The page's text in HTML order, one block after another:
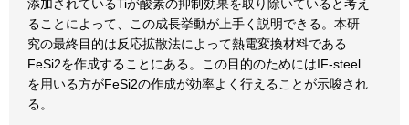
添加されているTiが酸素の抑制効果を取り除いていると考え
ることによって、この成長挙動が上手く説明できる。本研
究の最終目的は反応拡散法によって熱電変換材料である
FeSi2を作成することにある。この目的のためにはIF-steel
を用いる方がFeSi2の作成が効率よく行えることが示唆され
る。